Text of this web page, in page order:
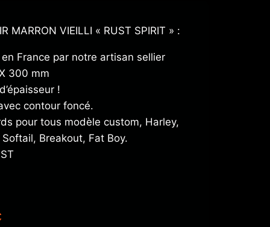
MARRON VIEILLI « RUST SPIRIT » :
France par notre artisan sellier
300 mm
!
contour foncé.
pour tous modèle custom, Harley,
Breakout, Fat Boy.